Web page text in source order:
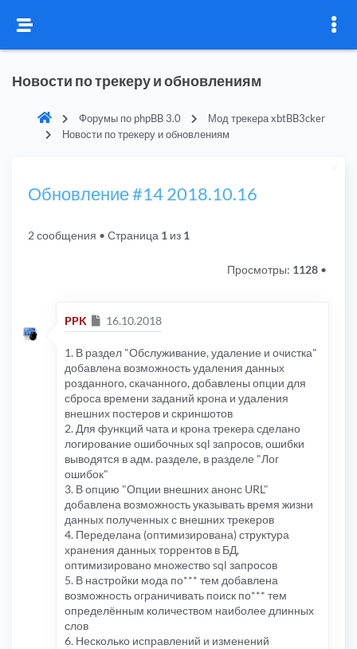
Новости по трекеру и обновлениям
Форумы по phpBB 3.0
Мод трекера xbtBB3cker
Новости по трекеру и обновлениям
Обновление #14 2018.10.16
2 сообщения • Страница 1 из 1
Просмотры: 1128 •
PPK Сообщение
16.10.2018
1. В раздел "Обслуживание, удаление и очистка"
добавлена возможность удаления данных
розданного, скачанного, добавлены опции для
сброса времени заданий крона и удаления
внешних постеров и скриншотов
2. Для функций чата и крона трекера сделано
логирование ошибочных sql запросов, ошибки
выводятся в адм. разделе, в разделе "Лог
ошибок"
3. В опцию "Опции внешних анонс URL"
добавлена возможность указывать время жизни
данных полученных с внешних трекеров
4. Переделана (оптимизирована) структура
хранения данных торрентов в БД,
оптимизировано множество sql запросов
5. В настройки мода по*** тем добавлена
возможность ограничивать поиск по*** тем
определённым количеством наиболее длинных
слов
6. Несколько исправлений и изменений